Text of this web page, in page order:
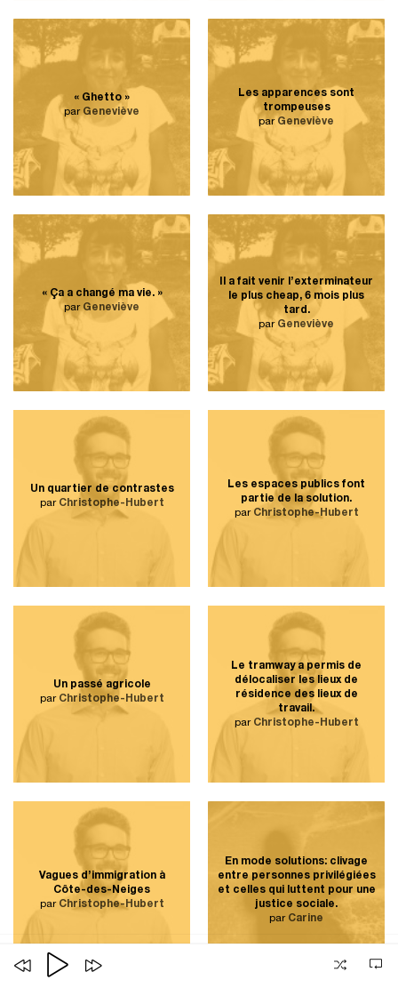
« Ghetto »
par Geneviève
Les apparences sont
trompeuses
par Geneviève
« Ça a changé ma vie. »
par Geneviève
Il a fait venir l’exterminateur
le plus cheap, 6 mois plus
tard.
par Geneviève
Un quartier de contrastes
par Christophe-Hubert
Les espaces publics font
partie de la solution.
par Christophe-Hubert
Un passé agricole
par Christophe-Hubert
Le tramway a permis de
délocaliser les lieux de
résidence des lieux de
travail.
par Christophe-Hubert
Vagues d’immigration à
Côte-des-Neiges
par Christophe-Hubert
En mode solutions: clivage
entre personnes privilégiées
et celles qui luttent pour une
justice sociale.
par Carine